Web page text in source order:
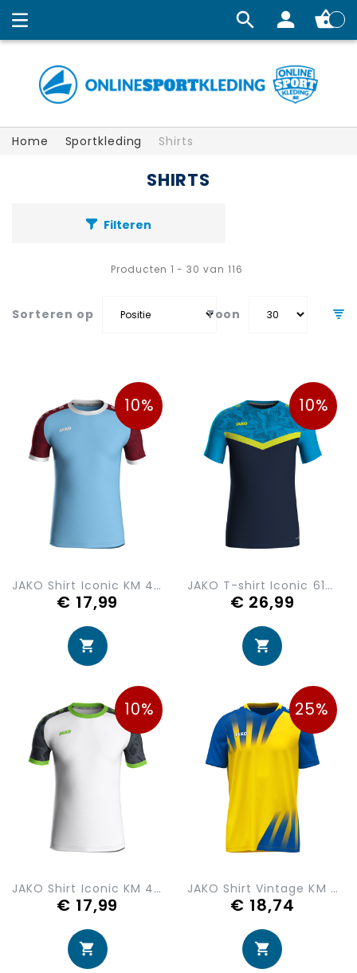
Home Sportkleding Shirts
SHIRTS
Filteren
Sorteren op
Producten 1 - 30 van 116
Toon
10%
JAKO Shirt Iconic KM 4224-457
€ 17,99
10%
JAKO T-shirt Iconic 6124-914
€ 26,99
10%
JAKO Shirt Iconic KM 4224-014
€ 17,99
25%
JAKO Shirt Vintage KM 4245-336
€ 18,74